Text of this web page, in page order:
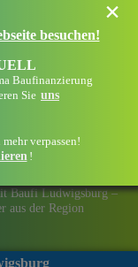
Baufi Ludwigsburg –
aus der Region
×
besuchen!
Baufinanzierung
Sie uns
verpassen!
!